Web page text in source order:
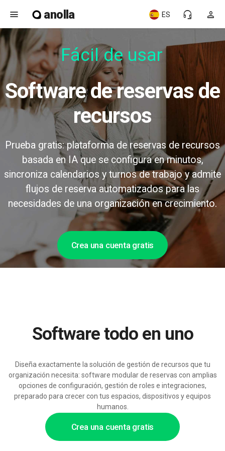
menu anolla person
headset_mic
ES
Fácil de usar
Software de reservas de
recursos
Prueba gratis: plataforma de reservas de recursos
basada en IA que se configura en minutos,
sincroniza calendarios y turnos de trabajo y admite
flujos de reserva automatizados para las
necesidades de una organización en crecimiento.
Crea una cuenta gratis
Crea una cuenta gratis
Software todo en uno
Diseña exactamente la solución de gestión de recursos que tu
organización necesita: software modular de reservas con amplias
opciones de configuración, gestión de roles e integraciones,
preparado para crecer con tus espacios, dispositivos y equipos
humanos.